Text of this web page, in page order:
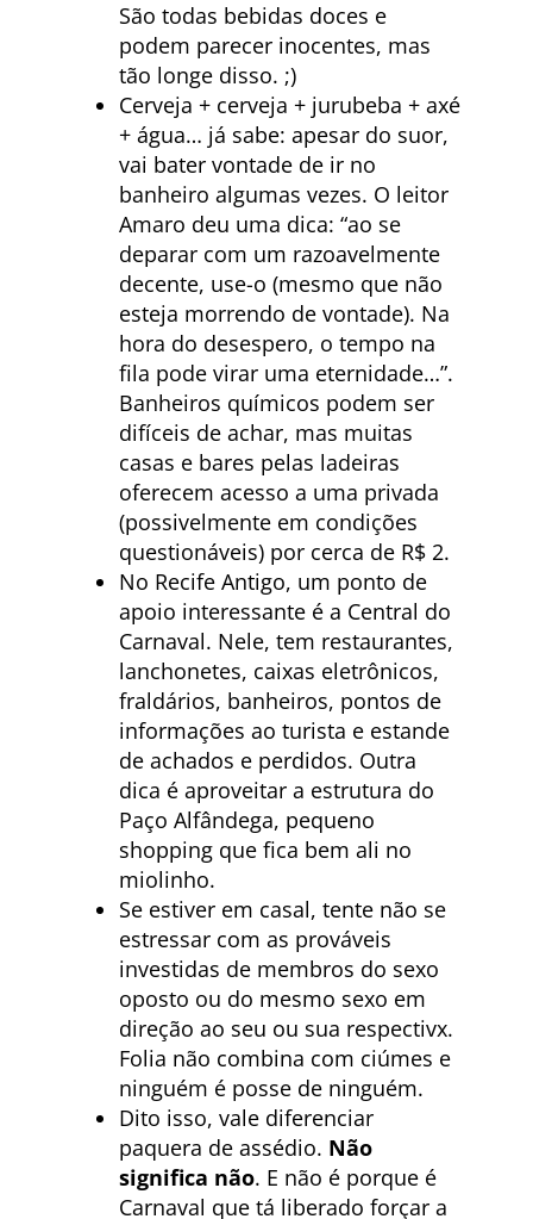
São todas bebidas doces e
podem parecer inocentes, mas
tão longe disso. ;)
Cerveja + cerveja + jurubeba + axé
+ água… já sabe: apesar do suor,
vai bater vontade de ir no
banheiro algumas vezes. O leitor
Amaro deu uma dica: “ao se
deparar com um razoavelmente
decente, use-o (mesmo que não
esteja morrendo de vontade). Na
hora do desespero, o tempo na
fila pode virar uma eternidade…”.
Banheiros químicos podem ser
difíceis de achar, mas muitas
casas e bares pelas ladeiras
oferecem acesso a uma privada
(possivelmente em condições
questionáveis) por cerca de R$ 2.
No Recife Antigo, um ponto de
apoio interessante é a Central do
Carnaval. Nele, tem restaurantes,
lanchonetes, caixas eletrônicos,
fraldários, banheiros, pontos de
informações ao turista e estande
de achados e perdidos. Outra
dica é aproveitar a estrutura do
Paço Alfândega, pequeno
shopping que fica bem ali no
miolinho.
Se estiver em casal, tente não se
estressar com as prováveis
investidas de membros do sexo
oposto ou do mesmo sexo em
direção ao seu ou sua respectivx.
Folia não combina com ciúmes e
ninguém é posse de ninguém.
Dito isso, vale diferenciar
paquera de assédio. Não
significa não. E não é porque é
Carnaval que tá liberado forçar a